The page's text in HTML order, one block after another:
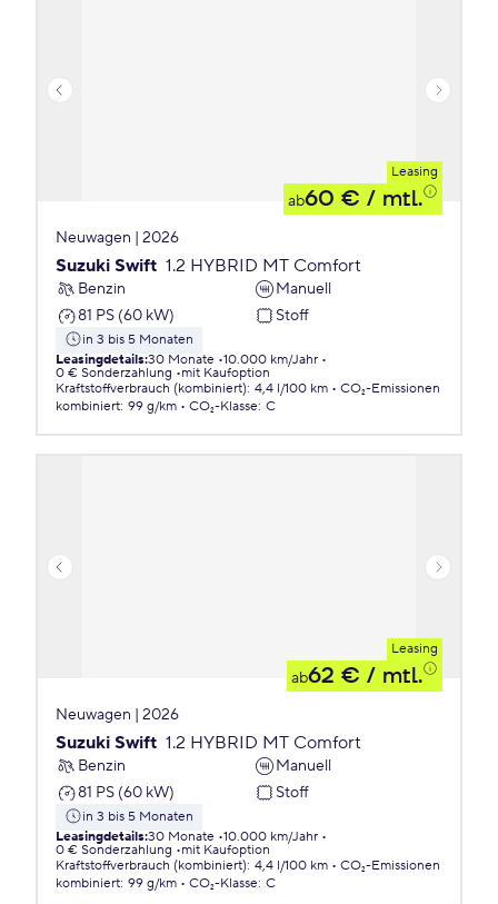
Leasing
ab60 € / mtl.
Neuwagen | 2026
Suzuki Swift 1.2 HYBRID MT Comfort
Benzin
Manuell
81 PS (60 kW)
Stoff
in 3 bis 5 Monaten
Leasingdetails:30 Monate 10.000 km/Jahr
0 € Sonderzahlung
mit Kaufoption
Kraftstoffverbrauch (kombiniert): 4,4 l/100 km
CO₂-Emissionen
kombiniert: 99 g/km CO₂-Klasse: C
Leasing
ab62 € / mtl.
Neuwagen | 2026
Suzuki Swift 1.2 HYBRID MT Comfort
Benzin
Manuell
81 PS (60 kW)
Stoff
in 3 bis 5 Monaten
Leasingdetails:30 Monate 10.000 km/Jahr
0 € Sonderzahlung
mit Kaufoption
Kraftstoffverbrauch (kombiniert): 4,4 l/100 km
CO₂-Emissionen
kombiniert: 99 g/km CO₂-Klasse: C